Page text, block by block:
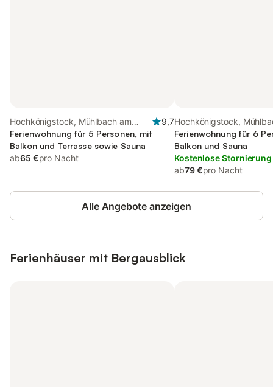
Hochkönigstock, Mühlbach am
Hochkönig
9,7
Ferienwohnung für 5 Personen, mit
Balkon und Terrasse sowie Sauna
ab65 €pro Nacht
Hochkönigstock,
Hochkönig
Ferienwohnung für 6
Balkon und Sauna
Kostenlose Stornierung
ab79 €pro Nacht
Alle Angebote anzeigen
Ferienhäuser mit Bergausblick